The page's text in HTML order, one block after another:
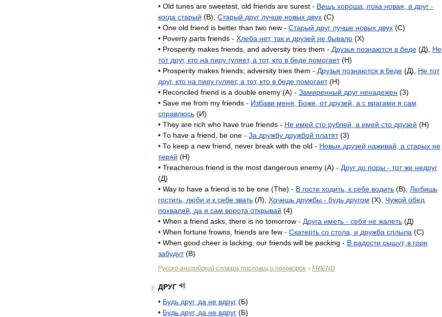
• Old tunes are sweetest old friends are surest - Вещь хороша пока новая а друг -
когда старый (B), Старый друг лучше новых двух (C)
• One old friend is better than two new - Старый друг лучше новых двух (C)
• Poverty parts friends - Хлеба нет, так и друзей не бывало (X)
• Prosperity makes friends and adversity tries them - Друзья познаются в беде (Д), Не
тот друг, кто на пиру гуляет, а тот, кто в беде помогает(H)
• Prosperity makes friends; adversity tries them - Друзья познаются в беде (Д), Не тот
друг, кто на пиру гуляет, а тот, кто в беде помогает(H)
• Reconciled friend is a double enemy (A) - Замиренный друг ненадежен (3)
• Save me from my friends - Избави меня Боже от друзей а с врагами я сам
справлюсь (И)
• They are rich who have true friends - Не имей сто рублей а имей сто друзей (H)
• То have a friend be one - За дружбу дружбой платят(3)
• То keep a new friend never break with the old - Новых друзей наживай а старых не
теряй (H)
• Treacherous friend is the most dangerous enemy (A) - Друг до поры - тот же недруг
(Д)
• Way to have a friend is to be one (The) - В гости ходить к себе водить (B), Любишь
гостить люби и к себе звать (Л), Хочешь дружбы - будь другом (X), Чужой обед
похваляй
да и сам ворота открывай (4)
• When a friend asks there is no tomorrow - Друга иметь - себя не жалеть (Д)
• When fortune frowns friends are few - Скатерть со стола и дружба сплыла (C)
• When good cheer is lacking our friends will be packing - В радости сыщут, в горе
забудут(B)
Русско-английский словарь пословиц и поговорок > FRIEND
3
ДРУГ
• Будь друг, да не вдруг (Б)
• Будь друг, да не вдруг (Б)